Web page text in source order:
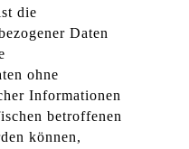
die
Daten
ohne
Informationen
betroffenen
können,